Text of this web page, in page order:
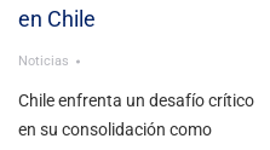
en Chile
Noticias
Chile enfrenta un desafío crítico
en su consolidación como